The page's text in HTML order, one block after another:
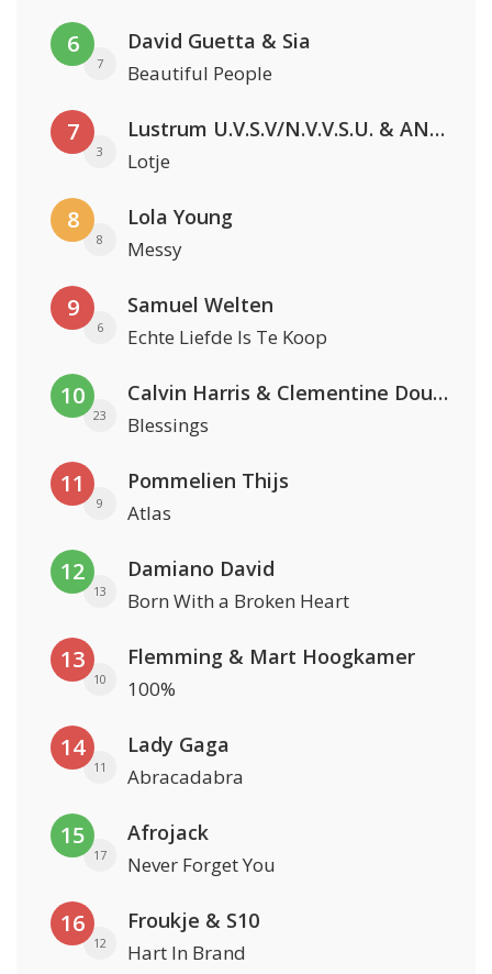
6
7
David Guetta & Sia
Beautiful People
7
3
Lustrum U.V.S.V/N.V.V.S.U. & ANNO ONS & Jopke van Dobbenburgh & Roeland Beelen
Lotje
8
8
Lola Young
Messy
9
6
Samuel Welten
Echte Liefde Is Te Koop
10
23
Calvin Harris & Clementine Douglas
Blessings
11
9
Pommelien Thijs
Atlas
12
13
Damiano David
Born With a Broken Heart
13
10
Flemming & Mart Hoogkamer
100%
14
11
Lady Gaga
Abracadabra
15
17
Afrojack
Never Forget You
16
12
Froukje & S10
Hart In Brand